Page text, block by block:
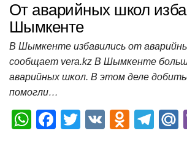
От аварийных школ
Шымкенте
В Шымкенте избавились от
сообщает vera.kz В Шымкенте
аварийных школ. В этом деле
помогли…
W
F
T
V
O
T